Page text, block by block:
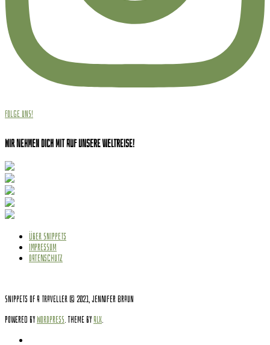
Folge uns!
Wir nehmen dich mit auf unsere Weltreise!
ÜBER SNIPPETS
IMPRESSUM
DATENSCHUTZ
Snippets of a Traveller © 2021, Jennifer Braun
Powered by WordPress. Theme by Alx.